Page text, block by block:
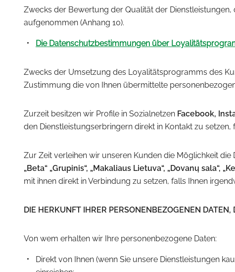
Zwecks der Bewertung der Qualität der
aufgenommen (Anhang 10).
Die Datenschutzbestimmungen über
Zwecks der Umsetzung des Loyalitätsprogramms des
Zustimmung die von Ihnen übermittelte
Zurzeit besitzen wir Profile in Sozialnetzen Facebook,
den Dienstleistungserbringern direkt in Kontakt zu
Zur Zeit verleihen wir unseren Kunden die Möglichkeit
„Beta“ „Grupinis“, „Makaliaus Lietuva“, „Dovanų sala“,
mit ihnen direkt in Verbindung zu setzen, falls Ihnen
DIE HERKUNFT IHRER PERSONENBEZOGENEN DATEN,
Von wem erhalten wir Ihre personenbezogene Daten:
Direkt von Ihnen (wenn Sie unsere Dienstleistungen